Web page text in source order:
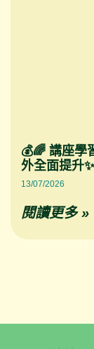
💰🌈 講座學
外全面提升✨
13/07/2026
閱讀更多 »